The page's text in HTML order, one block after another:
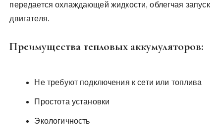
передается охлаждающей жидкости, облегчая запуск
двигателя.
Преимущества тепловых аккумуляторов:
Не требуют подключения к сети или топлива
Простота установки
Экологичность